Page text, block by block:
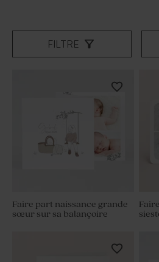
FILTRE
Faire part naissance grande
sœur sur sa balançoire